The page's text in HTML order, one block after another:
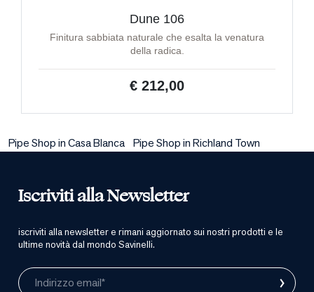
Dune 106
Finitura sabbiata naturale che esalta la venatura
della radica.
€ 212,00
Pipe Shop in Casa Blanca Pipe Shop in Richland Town
Iscriviti alla Newsletter
iscriviti alla newsletter e rimani aggiornato sui nostri prodotti e le
ultime novità dal mondo Savinelli.
Indirizzo email* ›